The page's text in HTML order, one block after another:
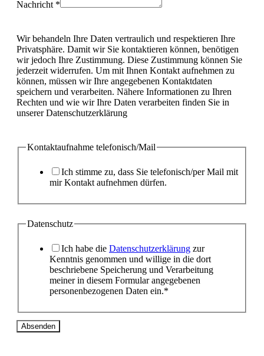
Nachricht *
Telefonnummer
Wir behandeln Ihre Daten vertraulich und respektieren Ihre
Privatsphäre. Damit wir Sie kontaktieren können, benötigen
wir jedoch Ihre Zustimmung. Diese Zustimmung können Sie
jederzeit widerrufen. Um mit Ihnen Kontakt aufnehmen zu
können, müssen wir Ihre angegebenen Kontaktdaten
speichern und verarbeiten. Nähere Informationen zu Ihren
Rechten und wie wir Ihre Daten verarbeiten finden Sie in
unserer Datenschutzerklärung
Kontaktaufnahme telefonisch/Mail
Ich stimme zu, dass Sie telefonisch/per Mail mit
mir Kontakt aufnehmen dürfen.
Datenschutz
Ich habe die Datenschutzerklärung zur
Kenntnis genommen und willige in die dort
beschriebene Speicherung und Verarbeitung
meiner in diesem Formular angegebenen
personenbezogenen Daten ein.*
Absenden